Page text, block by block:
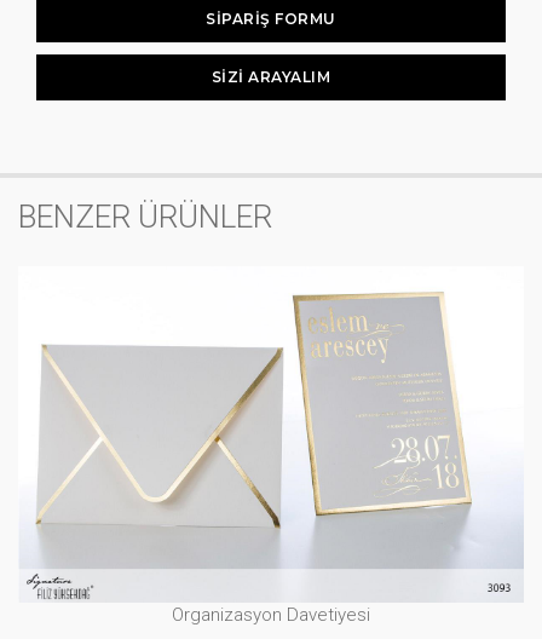
SİPARİŞ FORMU
SIZI ARAYALIM
BENZER ÜRÜNLER
Organizasyon Davetiyesi
Signature Filiz Yüksekdağ 3093
İNCELE
Organizasyon Davetiyesi